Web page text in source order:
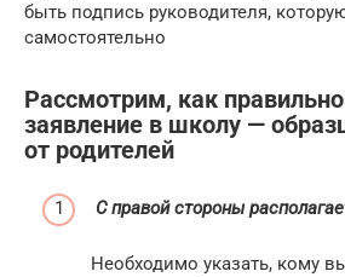
быть подпись руководителя,
самостоятельно
Рассмотрим, как
заявление в школу —
от родителей
С правой стороны
Необходимо указать, кому